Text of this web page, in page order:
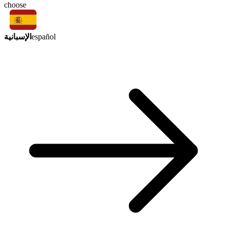
choose
الإسبانية español